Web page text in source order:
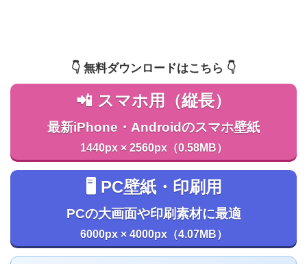
👇️ 無料ダウンロードはこちら 👇️
📲 スマホ用（縦長）
最新iPhone・Androidのスマホ壁紙
1440px × 2560px（0.58MB）
🖥️ PC壁紙・印刷用
PCの大画面や印刷素材に最適
6000px × 4000px（4.07MB）